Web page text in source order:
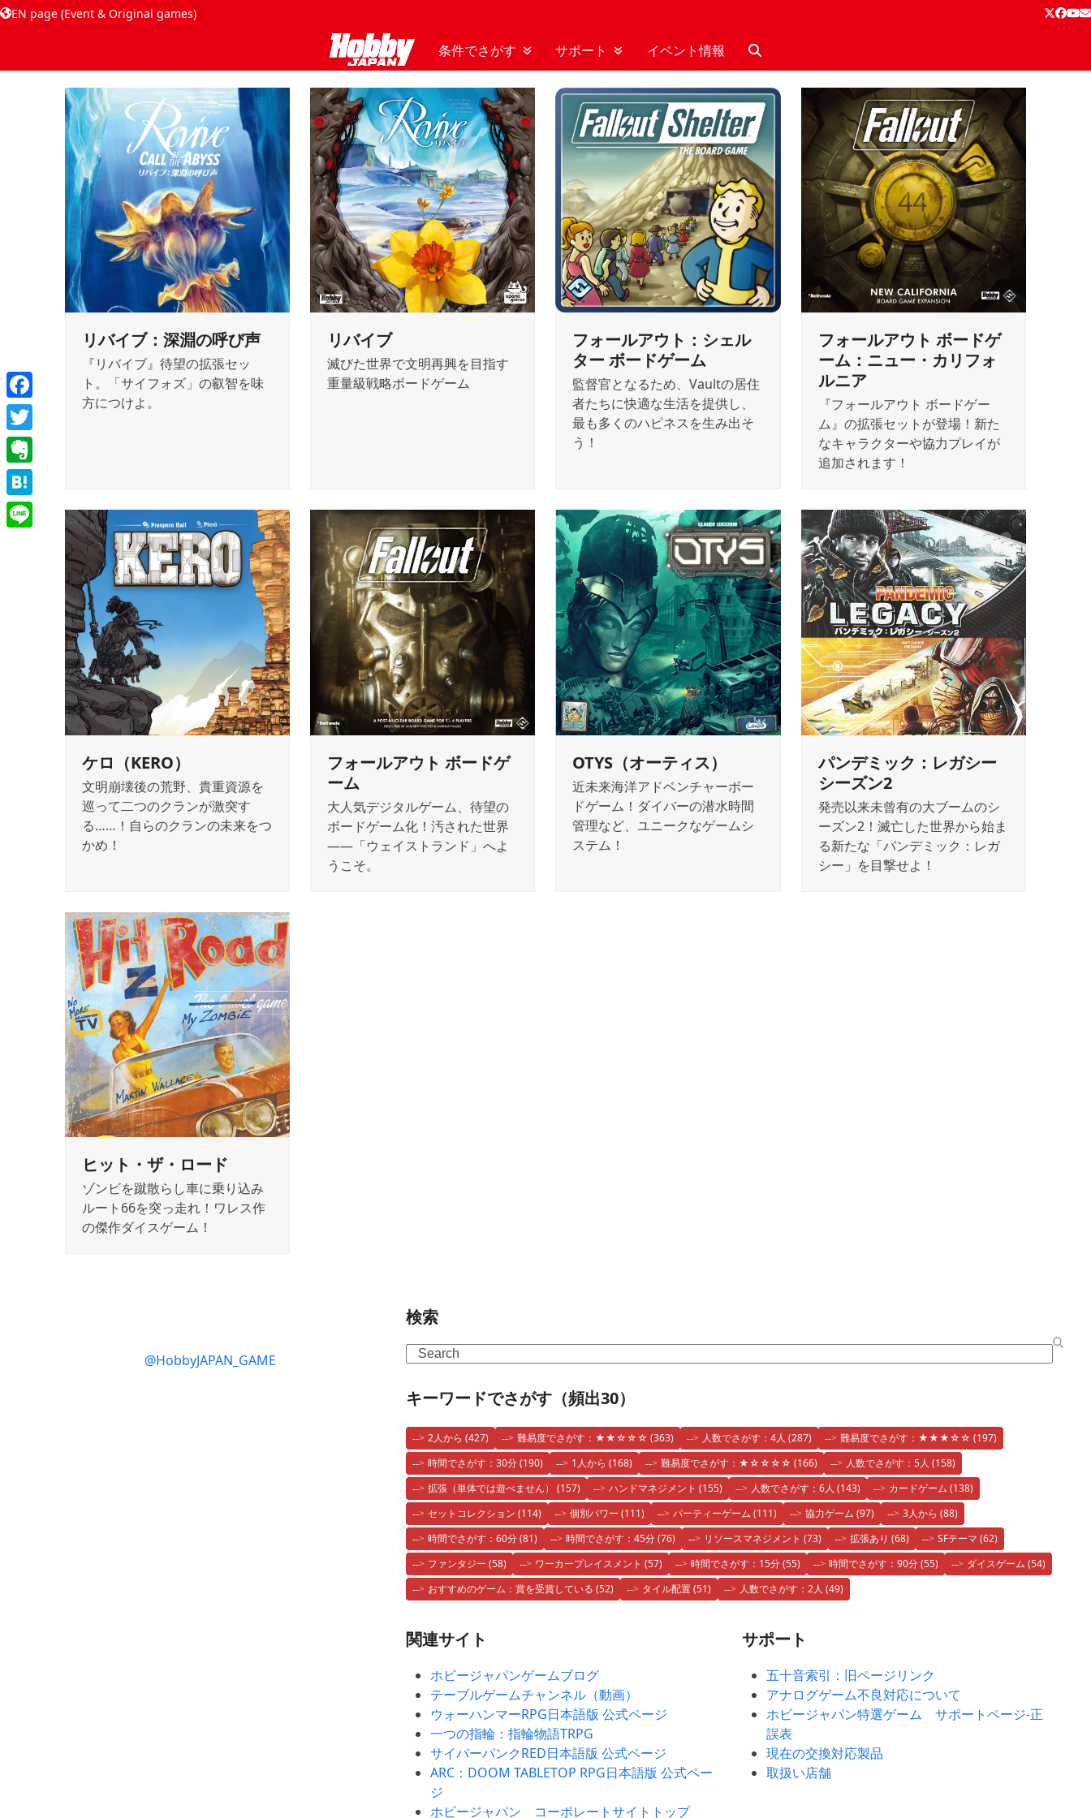
EN page (Event & Original games) Twitter
条件でさがす サポート イベント情報
リバイブ：深淵の呼び声
『リバイブ』待望の拡張セッ
ト。「サイフォズ」の叡智を味
方につけよ。
リバイブ
滅びた世界で文明再興を目指す
重量級戦略ボードゲーム
フォールアウト：シェル
ター ボードゲーム
監督官となるため、Vaultの居住
者たちに快適な生活を提供し、
最も多くのハピネスを生み出そ
う！
フォールアウト ボードゲ
ーム：ニュー・カリフォ
ルニア
『フォールアウト ボードゲー
ム』の拡張セットが登場！新た
なキャラクターや協力プレイが
追加されます！
ケロ（KERO）
文明崩壊後の荒野、貴重資源を
巡って二つのクランが激突す
る……！自らのクランの未来をつ
かめ！
フォールアウト ボードゲ
ーム
大人気デジタルゲーム、待望の
ボードゲーム化！汚された世界
――「ウェイストランド」へよ
うこそ。
OTYS（オーティス）
近未来海洋アドベンチャーボー
ドゲーム！ダイバーの潜水時間
管理など、ユニークなゲームシ
ステム！
パンデミック：レガシー
シーズン2
発売以来未曾有の大ブームのシ
ーズン2！滅亡した世界から始ま
る新たな「パンデミック：レガ
シー」を目撃せよ！
ヒット・ザ・ロード
ゾンビを蹴散らし車に乗り込み
ルート66を突っ走れ！ワレス作
の傑作ダイスゲーム！
@HobbyJAPAN_GAME
検索
Search
キーワードでさがす（頻出30）
2人から (427) 難易度でさがす：★★☆☆☆ (363) 人数でさがす：4人 (287) 難易度でさがす：★★★☆☆ (197)
時間でさがす：30分(190) 1人から (168) 難易度でさがす：★☆☆☆☆ (166) 人数でさがす：5人 (158)
拡張（単体では遊べません） (157) ハンドマネジメント (155) 人数でさがす：6人 (143) カードゲーム (138)
セットコレクション (114) 個別パワー (111) パーティーゲーム (111) 協力ゲーム (97) 3人から (88)
時間でさがす：60分(81) 時間でさがす：45分(76) リソースマネジメント (73) 拡張あり (68) SFテーマ (62)
ファンタジー (58) ワーカープレイスメント (57) 時間でさがす：15分(55) 時間でさがす：90分(55) ダイスゲーム (54)
おすすめのゲーム：賞を受賞している (52) タイル配置(51) 人数でさがす：2人 (49)
関連サイト
ホビージャパンゲームブログ
テーブルゲームチャンネル（動画）
ウォーハンマーRPG日本語版 公式ページ
一つの指輪：指輪物語TRPG
サイバーパンクRED日本語版 公式ページ
ARC：DOOM TABLETOP RPG日本語版 公式ペー
ジ
ホビージャパン コーポレートサイトトップ
サポート
五十音索引：旧ページリンク
アナログゲーム不良対応について
ホビージャパン特選ゲーム サポートページ-正
誤表
現在の交換対応製品
取扱い店舗
Facebook
Twitter
Evernote
Hatena